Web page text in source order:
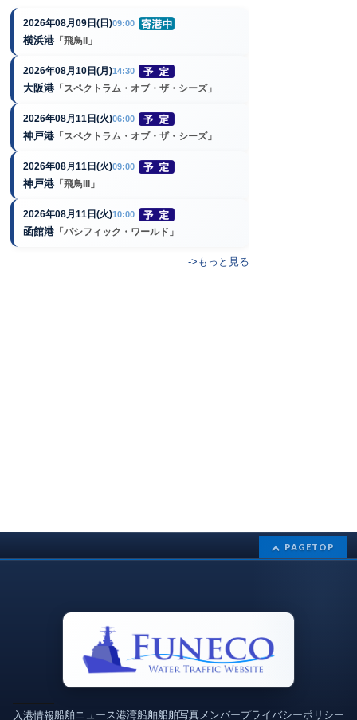
2026年08月09日(日)09:00
横浜港 「飛鳥II」
2026年08月10日(月)14:30
大阪港 「スペクトラム・オブ・ザ・シーズ」
2026年08月11日(火)06:00
神戸港 「スペクトラム・オブ・ザ・シーズ」
2026年08月11日(火)09:00
神戸港 「飛鳥III」
2026年08月11日(火)10:00
函館港 「パシフィック・ワールド」
->もっと見る
PAGETOP
入港情報船舶ニュース港湾船舶船舶写真メンバープライバシーポリシー